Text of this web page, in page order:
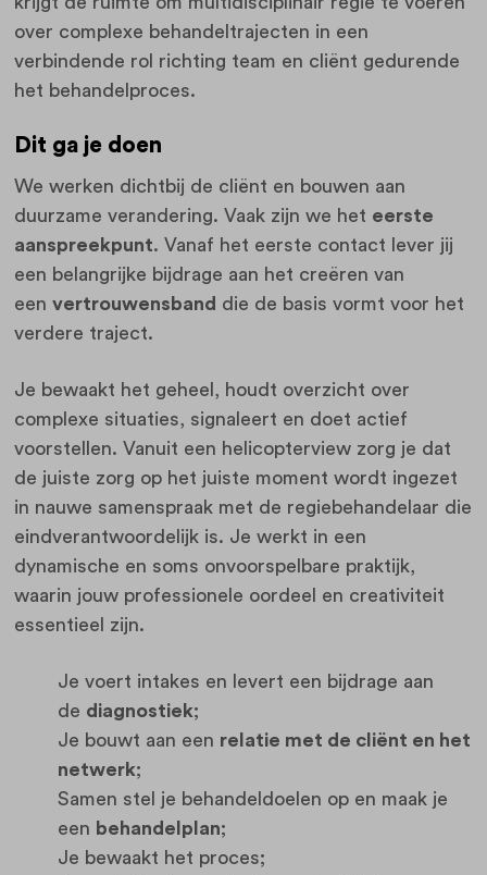
over complexe behandeltrajecten in een
verbindende rol richting team en cliënt gedurende
het behandelproces.
Dit ga je doen
We werken dichtbij de cliënt en bouwen aan
duurzame verandering. Vaak zijn we het eerste
aanspreekpunt. Vanaf het eerste contact lever jij
een belangrijke bijdrage aan het creëren van
een vertrouwensband die de basis vormt voor het
verdere traject.
Je bewaakt het geheel, houdt overzicht over
complexe situaties, signaleert en doet actief
voorstellen. Vanuit een helicopterview zorg je dat
de juiste zorg op het juiste moment wordt ingezet
in nauwe samenspraak met de regiebehandelaar die
eindverantwoordelijk is. Je werkt in een
dynamische en soms onvoorspelbare praktijk,
waarin jouw professionele oordeel en creativiteit
essentieel zijn.
Je voert intakes en levert een bijdrage aan
de diagnostiek;
Je bouwt aan een relatie met de cliënt en het
netwerk;
Samen stel je behandeldoelen op en maak je
een behandelplan;
Je bewaakt het proces;